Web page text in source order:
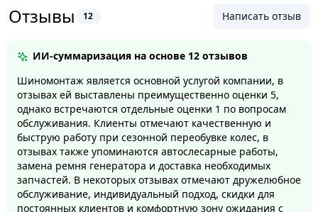
подготовим знающих консультантов, которые
И если Вы доверитесь нашим консультантам, то
головная боль по поводу «обувки» для вашей
машины у вас очень быстро исчезнет.
Мы работаем, чтобы сэкономить Вам время. Мы
знаем, что в современном мире Время очень
дорого стоит! В развитых странах люди давно уже
предпочитают делать покупки в интернете,
потому что это значительно экономит личное
время. Вы легко можете днём сделать звонок с
Отзывы 12 Написать отзыв
ИИ-суммаризация на основе 12 отзывов
Шиномонтаж является основной услугой компании, в
отзывах ей выставлены преимущественно оценки 5,
однако встречаются отдельные оценки 1 по вопросам
обслуживания. Клиенты отмечают качественную и
быструю работу при сезонной переобувке колес, в
отзывах также упоминаются автослесарные работы,
замена ремня генератора и доставка необходимых
запчастей. В некоторых отзывах отмечают дружелюбное
обслуживание, индивидуальный подход, скидки для
постоянных клиентов и комфортную зону ожидания с